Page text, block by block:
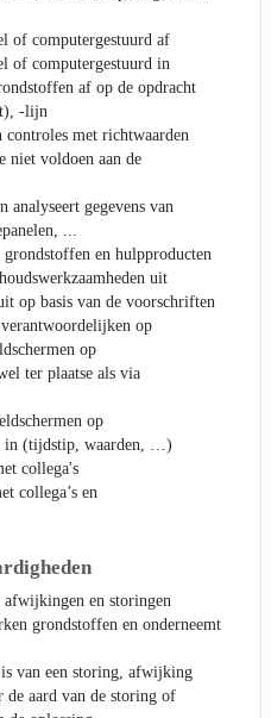
of computergestuurd af
of computergestuurd in
af op de opdracht
-lijn
met richtwaarden
niet voldoen aan de
analyseert gegevens van
...
en hulpproducten
uit
op basis van de voorschriften
op
op
ter plaatse als via
op
in (tijdstip, waarden, …)
collega's
collega’s en
en storingen
grondstoffen en onderneemt
van een storing, afwijking
de aard van de storing of